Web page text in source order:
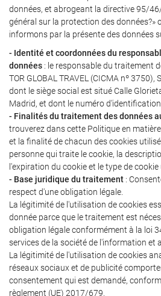
données, et abrogeant la directive 95/
général sur la protection des données?»
informons par la présente des données
- Identité et coordonnées du
données : le responsable du traitement
TOR GLOBAL TRAVEL (CICMA nº 3750),
dont le siège social est situé Calle
Madrid, et dont le numéro
- Finalités du traitement des données
trouverez dans cette Politique en
et la finalité de chacun des cookies
personne qui traite le cookie, la
l'expiration du cookie et le type de cookie
- Base juridique du traitement :
respect d'une obligation légale.
La légitimité de l'utilisation de cookies
donnée parce que le traitement est
obligation légale conformément à la loi
services de la société de l'information et
La légitimité de l'utilisation de cookies
réseaux sociaux et de publicité
consentement qui est demandé,
règlement (UE) 2017/679.